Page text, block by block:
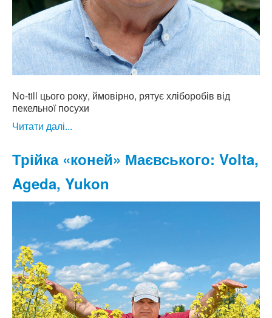
No-till цього року, ймовірно, рятує хліборобів від
пекельної посухи
Читати далі...
Трійка «коней» Маєвського: Volta,
Ageda, Yukon